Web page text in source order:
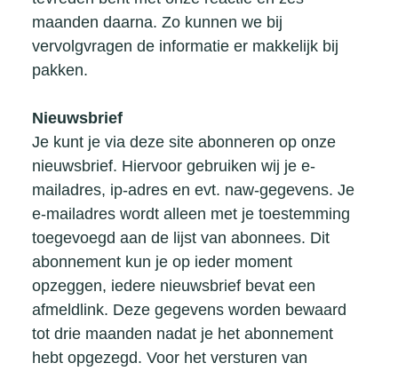
maanden daarna. Zo kunnen we bij
vervolgvragen de informatie er makkelijk bij
pakken.
Nieuwsbrief
Je kunt je via deze site abonneren op onze
nieuwsbrief. Hiervoor gebruiken wij je e-
mailadres, ip-adres en evt. naw-gegevens. Je
e-mailadres wordt alleen met je toestemming
toegevoegd aan de lijst van abonnees. Dit
abonnement kun je op ieder moment
opzeggen, iedere nieuwsbrief bevat een
afmeldlink. Deze gegevens worden bewaard
tot drie maanden nadat je het abonnement
hebt opgezegd. Voor het versturen van
aangeboden door onze advertentiepartners.